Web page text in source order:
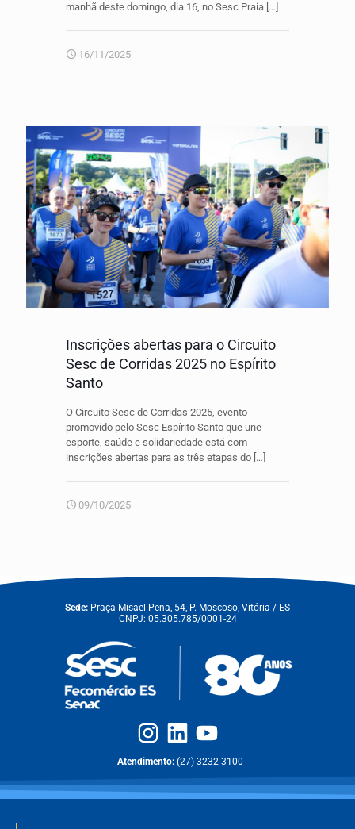
manhã deste domingo, dia 16, no Sesc Praia […]
16/11/2025
Inscrições abertas para o Circuito
Sesc de Corridas 2025 no Espírito
Santo
O Circuito Sesc de Corridas 2025, evento
promovido pelo Sesc Espírito Santo que une
esporte, saúde e solidariedade está com
inscrições abertas para as três etapas do […]
09/10/2025
Sede: Praça Misael Pena, 54, P. Moscoso, Vitória / ES
CNPJ: 05.305.785/0001-24
Atendimento: (27) 3232-3100